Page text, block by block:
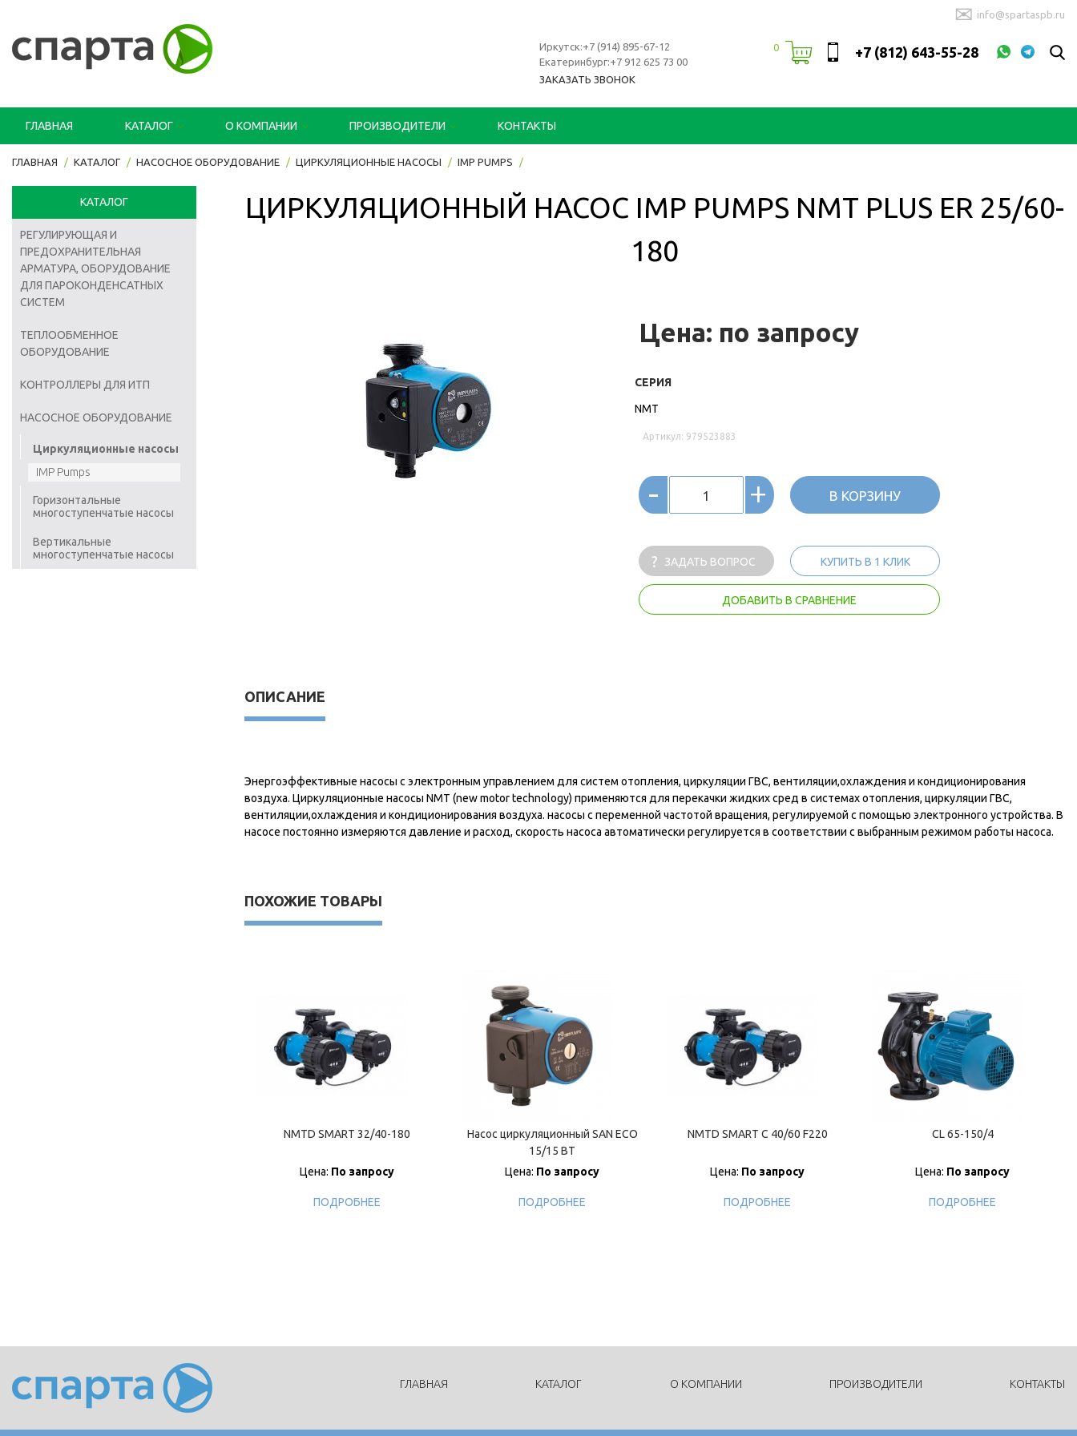
✉ info@spartaspb.ru
0 +7 (812) 643-55-28
Иркутск:+7 (914) 895-67-12
Екатеринбург:+7 912 625 73 00
ЗАКАЗАТЬ ЗВОНОК
ГЛАВНАЯ КАТАЛОГ О КОМПАНИИ ПРОИЗВОДИТЕЛИ КОНТАКТЫ
ГЛАВНАЯ КАТАЛОГ НАСОСНОЕ ОБОРУДОВАНИЕ ЦИРКУЛЯЦИОННЫЕ НАСОСЫ IMP PUMPS
КАТАЛОГ
РЕГУЛИРУЮЩАЯ И
ПРЕДОХРАНИТЕЛЬНАЯ
АРМАТУРА, ОБОРУДОВАНИЕ
ДЛЯ ПАРОКОНДЕНСАТНЫХ
СИСТЕМ
ТЕПЛООБМЕННОЕ
ОБОРУДОВАНИЕ
КОНТРОЛЛЕРЫ ДЛЯ ИТП
НАСОСНОЕ ОБОРУДОВАНИЕ
Циркуляционные насосы
IMP Pumps
Горизонтальные
многоступенчатые насосы
Вертикальные
многоступенчатые насосы
ЦИРКУЛЯЦИОННЫЙ НАСОС IMP PUMPS NMT PLUS ER 25/60-
180
Цена: по запросу
СЕРИЯ
NMT
Артикул: 979523883
- + В КОРЗИНУ
ЗАДАТЬ ВОПРОС КУПИТЬ В 1 КЛИК
ДОБАВИТЬ В СРАВНЕНИЕ
ОПИСАНИЕ
Энергоэффективные насосы с электронным управлением для систем отопления, циркуляции ГВС, вентиляции,охлаждения и кондиционирования
воздуха. Циркуляционные насосы NMT (new motor technology) применяются для перекачки жидких сред в системах отопления, циркуляции ГВС,
вентиляции,охлаждения и кондиционирования воздуха. насосы с переменной частотой вращения, регулируемой с помощью электронного устройства. В
насосе постоянно измеряются давление и расход, скорость насоса автоматически регулируется в соответствии с выбранным режимом работы насоса.
ПОХОЖИЕ ТОВАРЫ
NMTD SMART 32/40-180
Цена: По запросу
ПОДРОБНЕЕ
Насос циркуляционный SAN ECO
15/15 BT
Цена: По запросу
ПОДРОБНЕЕ
NMTD SMART C 40/60 F220
Цена: По запросу
ПОДРОБНЕЕ
CL 65-150/4
Цена: По запросу
ПОДРОБНЕЕ
ГЛАВНАЯ КАТАЛОГ О КОМПАНИИ ПРОИЗВОДИТЕЛИ КОНТАКТЫ